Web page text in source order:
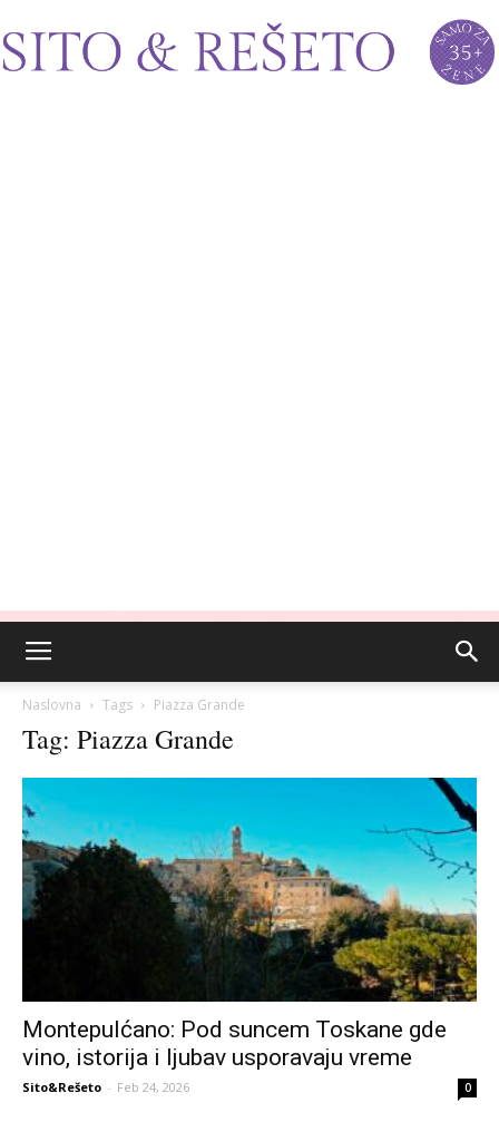
Naslovna Tags Piazza Grande
Tag: Piazza Grande
Montepulćano: Pod suncem Toskane gde
vino, istorija i ljubav usporavaju vreme
Sito&Rešeto - Feb 24, 2026 0